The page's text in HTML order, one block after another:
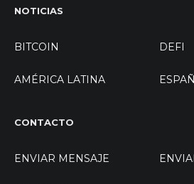
NOTICIAS
BITCOIN DEFI
AMÉRICA LATINA
CONTACTO
ENVIAR MENSAJE